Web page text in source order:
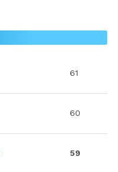
61
60
59